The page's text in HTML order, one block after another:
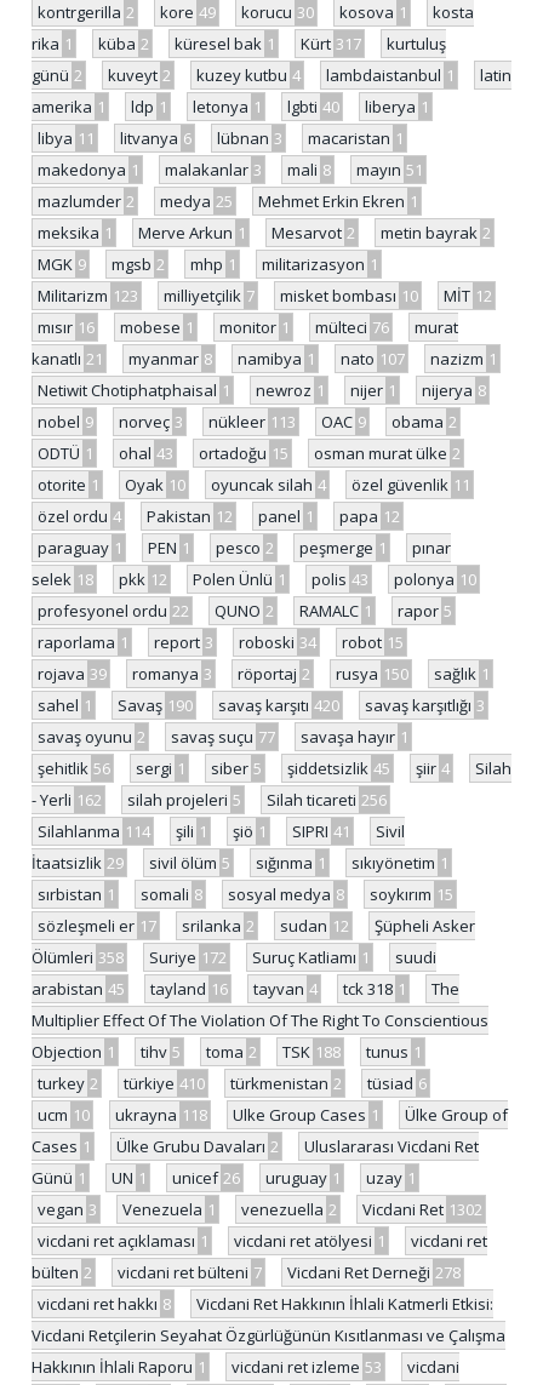
kontrgerilla 2 kore 49 korucu 30 kosova 1
kosta
rika 1 küba 2 küresel bak 1 Kürt 317
kurtuluş
günü 2 kuveyt 2 kuzey kutbu 4 lambdaistanbul 1
latin
amerika 1 ldp 1 letonya 1 lgbti 40 liberya 1
libya 11 litvanya 6 lübnan 3 macaristan 1
makedonya 1 malakanlar 3 mali 8 mayın 51
mazlumder 2 medya 25 Mehmet Erkin Ekren 1
meksika 1 Merve Arkun 1 Mesarvot 2 metin bayrak 2
MGK 9 mgsb 2 mhp 1 militarizasyon 1
Militarizm 123 milliyetçilik 7 misket bombası 10 MİT 12
mısır 16 mobese 1 monitor 1 mülteci 76
murat
kanatlı 21 myanmar 8 namibya 1 nato 107 nazizm 1
Netiwit Chotiphatphaisal 1 newroz 1 nijer 1 nijerya 8
nobel 9 norveç 3 nükleer 113 OAC 9 obama 2
ODTÜ 1 ohal 43 ortadoğu 15 osman murat ülke 2
otorite 1 Oyak 10 oyuncak silah 4 özel güvenlik 11
özel ordu 4 Pakistan 12 panel 1 papa 12
paraguay 1 PEN 1 pesco 2 peşmerge 1
pınar
selek 18 pkk 12 Polen Ünlü 1 polis 43 polonya 10
profesyonel ordu 22 QUNO 2 RAMALC 1 rapor 5
raporlama 1 report 3 roboski 34 robot 15
rojava 39 romanya 3 röportaj 2 rusya 150 sağlık 1
sahel 1 Savaş 190 savaş karşıtı 420 savaş karşıtlığı 3
savaş oyunu 2 savaş suçu 77 savaşa hayır 1
şehitlik 56 sergi 1 siber 5 şiddetsizlik 45 şiir 4
Silah
- Yerli 162 silah projeleri 5 Silah ticareti 256
Silahlanma 114 şili 1 şiö 1 SIPRI 41
Sivil
İtaatsizlik 29 sivil ölüm 5 sığınma 1 sıkıyönetim 1
sırbistan 1 somali 8 sosyal medya 8 soykırım 15
sözleşmeli er 17 srilanka 2 sudan 12
Şüpheli Asker
Ölümleri 358 Suriye 172 Suruç Katliamı 1
suudi
arabistan 45 tayland 16 tayvan 4 tck 318 1
The
Multiplier Effect Of The Violation Of The Right To Conscientious
Objection 1 tihv 5 toma 2 TSK 188 tunus 1
turkey 2 türkiye 410 türkmenistan 2 tüsiad 6
ucm 10 ukrayna 118 Ulke Group Cases 1
Ülke Group of
Cases 1 Ülke Grubu Davaları 2
Uluslararası Vicdani Ret
Günü 1 UN 1 unicef 26 uruguay 1 uzay 1
vegan 3 Venezuela 1 venezuella 2 Vicdani Ret 1302
vicdani ret açıklaması 1 vicdani ret atölyesi 1
vicdani ret
bülten 2 vicdani ret bülteni 7 Vicdani Ret Derneği 278
vicdani ret hakkı 8
Vicdani Ret Hakkının İhlali Katmerli Etkisi:
Vicdani Retçilerin Seyahat Özgürlüğünün Kısıtlanması ve Çalışma
Hakkının İhlali Raporu 1 vicdani ret izleme 53
vicdani